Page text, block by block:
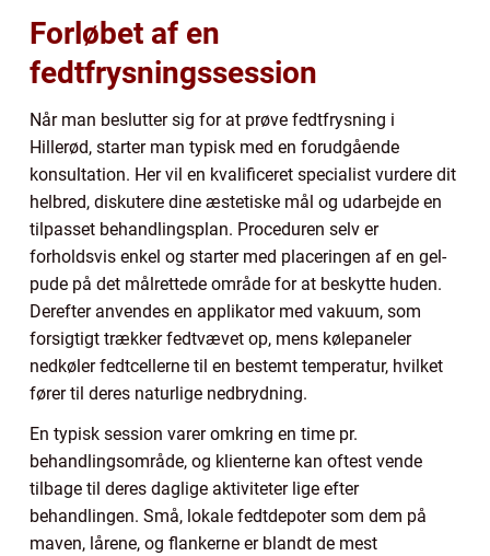
Forløbet af en
fedtfrysningssession
Når man beslutter sig for at prøve fedtfrysning i
Hillerød, starter man typisk med en forudgående
konsultation. Her vil en kvalificeret specialist vurdere dit
helbred, diskutere dine æstetiske mål og udarbejde en
tilpasset behandlingsplan. Proceduren selv er
forholdsvis enkel og starter med placeringen af en gel-
pude på det målrettede område for at beskytte huden.
Derefter anvendes en applikator med vakuum, som
forsigtigt trækker fedtvævet op, mens kølepaneler
nedkøler fedtcellerne til en bestemt temperatur, hvilket
fører til deres naturlige nedbrydning.
En typisk session varer omkring en time pr.
behandlingsområde, og klienterne kan oftest vende
tilbage til deres daglige aktiviteter lige efter
behandlingen. Små, lokale fedtdepoter som dem på
maven, lårene, og flankerne er blandt de mest